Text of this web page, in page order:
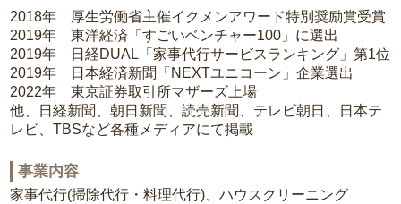
2018年 厚生労働省主催イクメンアワード特別奨励賞受賞
2019年 東洋経済「すごいベンチャー100」に選出
2019年 日経DUAL「家事代行サービスランキング」第1位
2019年 日本経済新聞「NEXTユニコーン」企業選出
2022年 東京証券取引所マザーズ上場
他、日経新聞、朝日新聞、読売新聞、テレビ朝日、日本テ
レビ、TBSなど各種メディアにて掲載
事業内容
家事代行(掃除代行・料理代行)、ハウスクリーニング